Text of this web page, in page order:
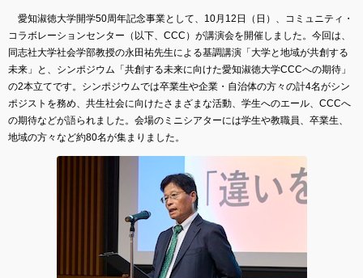
愛知淑徳大学開学50周年記念事業として、10月12日（日）、コミュニティ・
コラボレーションセンター（以下、CCC）が講演会を開催しました。今回は、
同志社大学社会学部教授の永田祐先生による基調講演「大学と地域が共創する
未来」と、シンポジウム「共創する未来に向けた愛知淑徳大学CCCへの期待」
の2本立てです。シンポジウムでは卒業生や企業・自治体の方々の計4名がシン
ポジストを務め、共生社会に向けたさまざまな活動、学生へのエール、CCCへ
の期待などが語られました。会場のミニシアターには学生や教職員、卒業生、
地域の方々など約80名が集まりました。